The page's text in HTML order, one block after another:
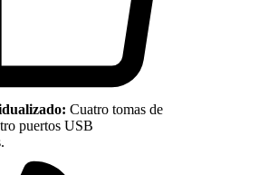
Cuatro tomas de
puertos USB